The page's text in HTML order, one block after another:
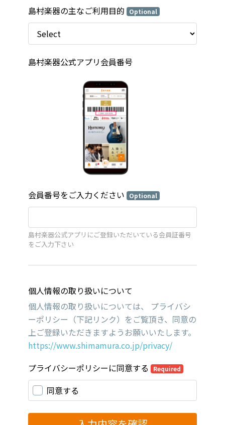
島村楽器の主なご利用目的 Optional
島村楽器公式アプリ会員番号
会員番号をご入力ください Optional
島村楽器公式アプリにご登録いただいている会員証番号
をご入力下さい
個人情報の取り扱いについて
個人情報の取り扱いについては、 プライバシ
ーポリシー（下記リンク）をご覧頂き、同意の
上ご登録いただきますようお願いいたします。
https://www.shimamura.co.jp/privacy/
プライバシーポリシーに同意する
Required
同意する